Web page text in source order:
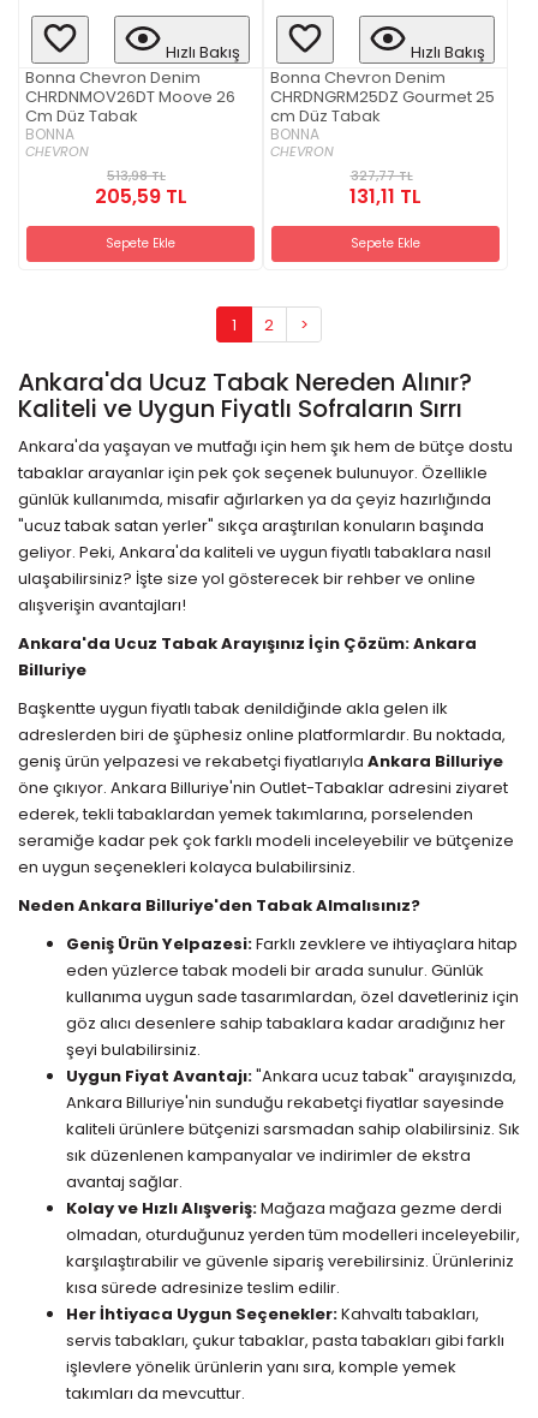
Hızlı Bakış
Bonna Chevron Denim
CHRDNMOV26DT Moove 26
Cm Düz Tabak
BONNA
CHEVRON
513,98 TL
205,59 TL
Sepete Ekle
Hızlı Bakış
Bonna Chevron Denim
CHRDNGRM25DZ Gourmet 25
cm Düz Tabak
BONNA
CHEVRON
327,77 TL
131,11 TL
Sepete Ekle
1 2 >
Ankara'da Ucuz Tabak Nereden Alınır?
Kaliteli ve Uygun Fiyatlı Sofraların Sırrı
Ankara'da yaşayan ve mutfağı için hem şık hem de bütçe dostu
tabaklar arayanlar için pek çok seçenek bulunuyor. Özellikle
günlük kullanımda, misafir ağırlarken ya da çeyiz hazırlığında
"ucuz tabak satan yerler" sıkça araştırılan konuların başında
geliyor. Peki, Ankara'da kaliteli ve uygun fiyatlı tabaklara nasıl
ulaşabilirsiniz? İşte size yol gösterecek bir rehber ve online
alışverişin avantajları!
Ankara'da Ucuz Tabak Arayışınız İçin Çözüm: Ankara
Billuriye
Başkentte uygun fiyatlı tabak denildiğinde akla gelen ilk
adreslerden biri de şüphesiz online platformlardır. Bu noktada,
geniş ürün yelpazesi ve rekabetçi fiyatlarıyla Ankara Billuriye
öne çıkıyor. Ankara Billuriye'nin Outlet-Tabaklaradresini ziyaret
ederek, tekli tabaklardan yemek takımlarına, porselenden
seramiğe kadar pek çok farklı modeli inceleyebilir ve bütçenize
en uygun seçenekleri kolayca bulabilirsiniz.
Neden Ankara Billuriye'den Tabak Almalısınız?
Geniş Ürün Yelpazesi:Farklı zevklere ve ihtiyaçlara hitap
eden yüzlerce tabak modeli bir arada sunulur. Günlük
kullanıma uygun sade tasarımlardan, özel davetleriniz için
göz alıcı desenlere sahip tabaklara kadar aradığınız her
şeyi bulabilirsiniz.
Uygun Fiyat Avantajı:"Ankara ucuz tabak" arayışınızda,
Ankara Billuriye'nin sunduğu rekabetçi fiyatlar sayesinde
kaliteli ürünlere bütçenizi sarsmadan sahip olabilirsiniz. Sık
sık düzenlenen kampanyalar ve indirimler de ekstra
avantaj sağlar.
Kolay ve Hızlı Alışveriş:Mağaza mağaza gezme derdi
olmadan, oturduğunuz yerden tüm modelleri inceleyebilir,
karşılaştırabilir ve güvenle sipariş verebilirsiniz. Ürünleriniz
kısa sürede adresinize teslim edilir.
Her İhtiyaca Uygun Seçenekler:Kahvaltı tabakları,
servis tabakları, çukur tabaklar, pasta tabakları gibi farklı
işlevlere yönelik ürünlerin yanı sıra, komple yemek
takımları da mevcuttur.